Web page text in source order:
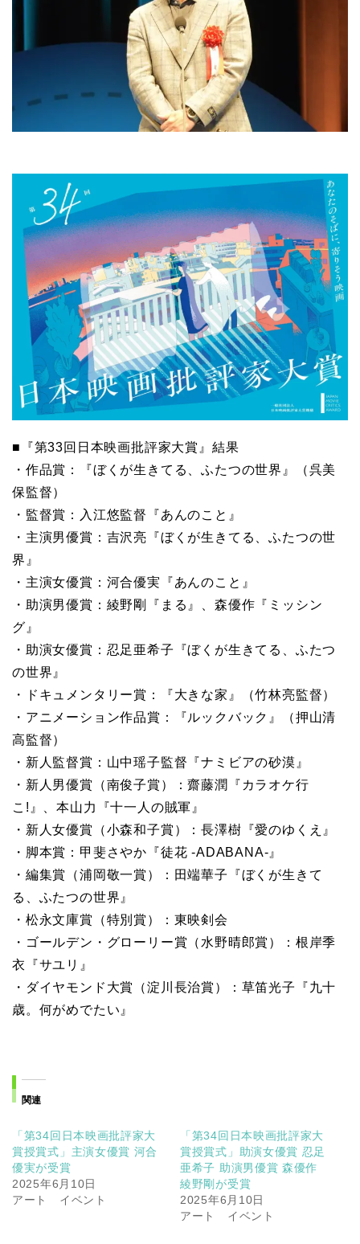
■『第33回日本映画批評家大賞』結果
・作品賞：『ぼくが生きてる、ふたつの世界』（呉美
保監督）
・監督賞：入江悠監督『あんのこと』
・主演男優賞：吉沢亮『ぼくが生きてる、ふたつの世
界』
・主演女優賞：河合優実『あんのこと』
・助演男優賞：綾野剛『まる』、森優作『ミッシン
グ』
・助演女優賞：忍足亜希子『ぼくが生きてる、ふたつ
の世界』
・ドキュメンタリー賞：『大きな家』（竹林亮監督）
・アニメーション作品賞：『ルックバック』（押山清
高監督）
・新人監督賞：山中瑶子監督『ナミビアの砂漠』
・新人男優賞（南俊子賞）：齋藤潤『カラオケ行
こ!』、本山力『十一人の賊軍』
・新人女優賞（小森和子賞）：長澤樹『愛のゆくえ』
・脚本賞：甲斐さやか『徒花 -ADABANA-』
・編集賞（浦岡敬一賞）：田端華子『ぼくが生きて
る、ふたつの世界』
・松永文庫賞（特別賞）：東映剣会
・ゴールデン・グローリー賞（水野晴郎賞）：根岸季
衣『サユリ』
・ダイヤモンド大賞（淀川長治賞）：草笛光子『九十
歳。何がめでたい』
関連
「第34回日本映画批評家大
賞授賞式」主演女優賞 河合
優実が受賞
2025年6月10日
アート イベント
「第34回日本映画批評家大
賞授賞式」助演女優賞 忍足
亜希子 助演男優賞 森優作
綾野剛が受賞
2025年6月10日
アート イベント